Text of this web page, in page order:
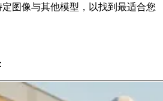
定图像与其他模型，以找到最适合您